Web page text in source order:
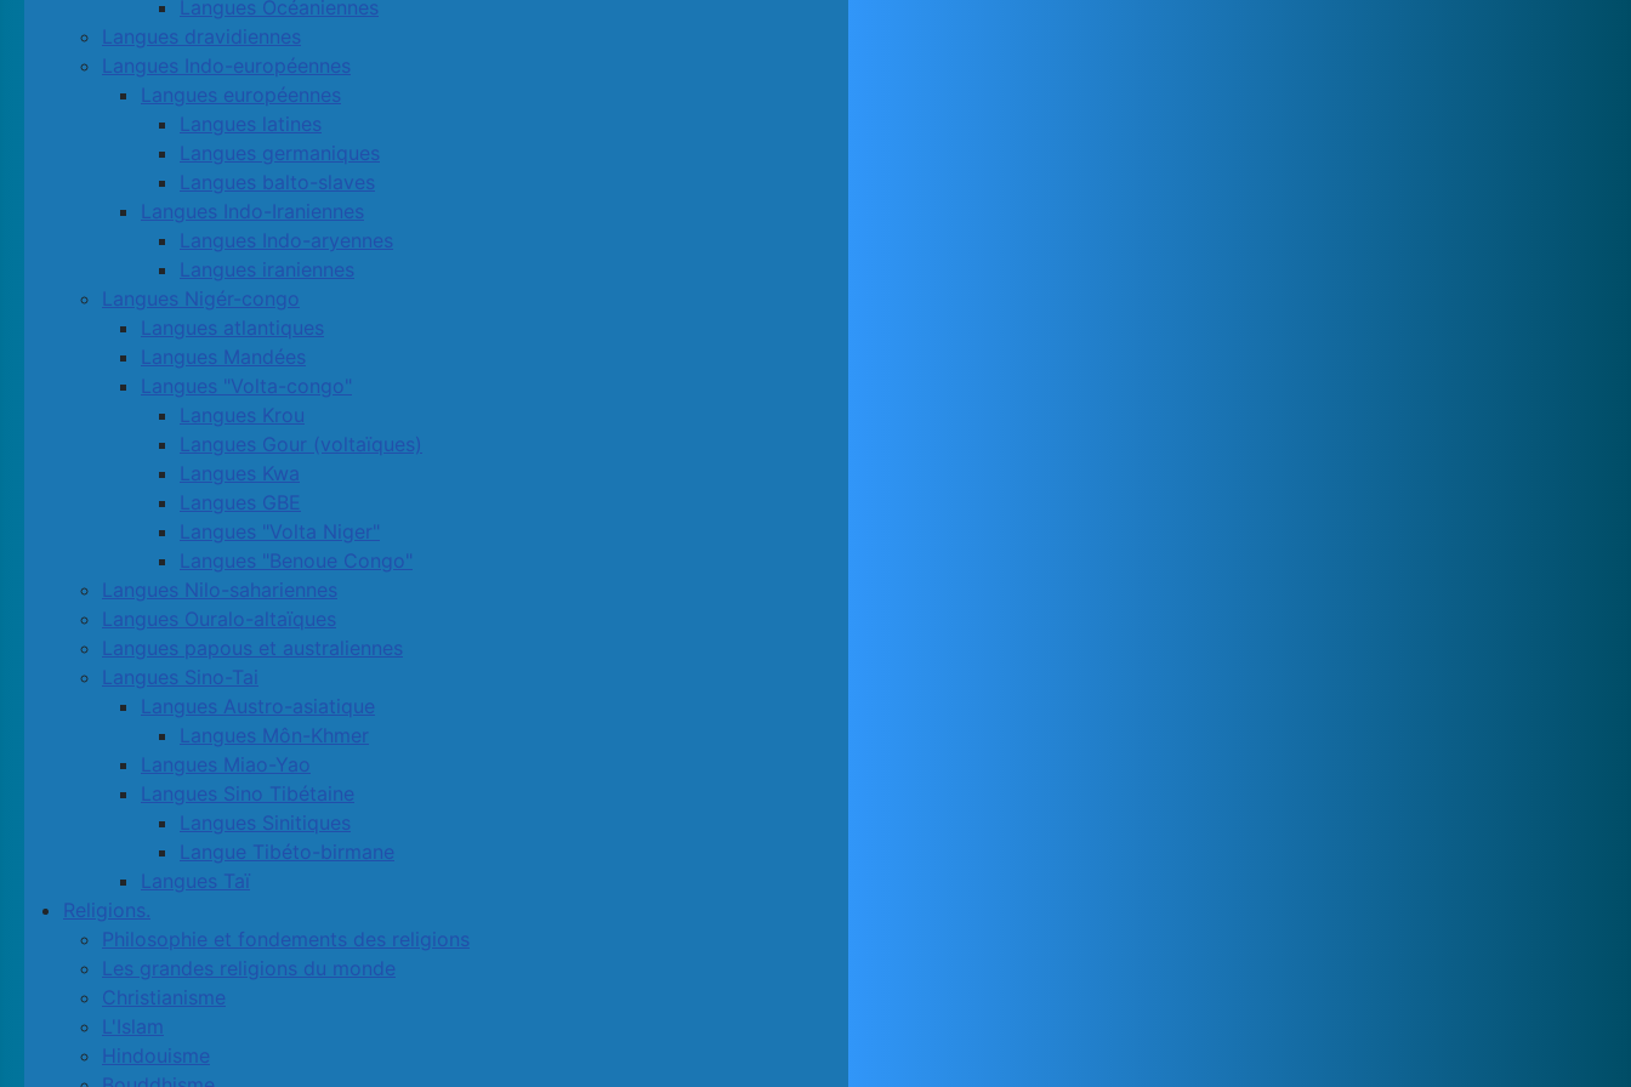
Langues Océaniennes
Langues dravidiennes
Langues Indo-européennes
Langues européennes
Langues latines
Langues germaniques
Langues balto-slaves
Langues Indo-Iraniennes
Langues Indo-aryennes
Langues iraniennes
Langues Nigér-congo
Langues atlantiques
Langues Mandées
Langues "Volta-congo"
Langues Krou
Langues Gour (voltaïques)
Langues Kwa
Langues GBE
Langues "Volta Niger"
Langues "Benoue Congo"
Langues Nilo-sahariennes
Langues Ouralo-altaïques
Langues papous et australiennes
Langues Sino-Tai
Langues Austro-asiatique
Langues Môn-Khmer
Langues Miao-Yao
Langues Sino Tibétaine
Langues Sinitiques
Langue Tibéto-birmane
Langues Taï
Religions.
Philosophie et fondements des religions
Les grandes religions du monde
Christianisme
L'Islam
Hindouisme